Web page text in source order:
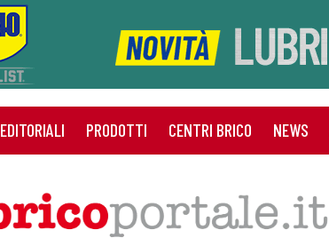
EDITORIALI PRODOTTI CENTRI BRICO NEWS